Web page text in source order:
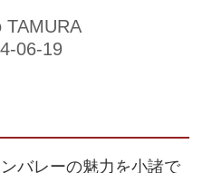
ボトルを開封してから最長
けたてのテイス...
み出した。
TAMURA
バレーの魅力を小諸で